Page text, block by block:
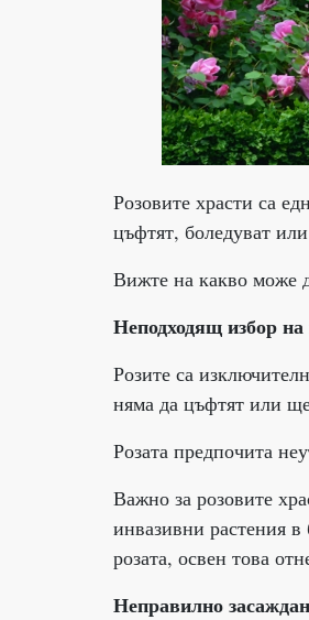
Розовите храсти са
цъфтят, боледуват
Вижте на какво може
Неподходящ избор на
Розите са
няма да цъфтят или
Розата предпочита
Важно за розовите
инвазивни растения в
розата, освен това
Неправилно